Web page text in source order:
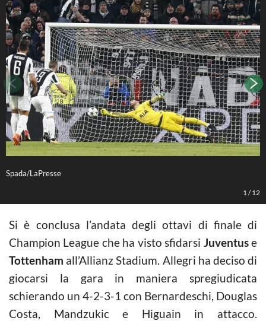
Spada/LaPresse
1 /12
Si è conclusa l’andata degli ottavi di finale di
Champion League che ha visto sfidarsi Juventuse
Tottenham all’Allianz Stadium. Allegri ha deciso di
giocarsi la gara in maniera spregiudicata
schierando un 4-2-3-1 con Bernardeschi, Douglas
Costa, Mandzukic e Higuain in attacco.